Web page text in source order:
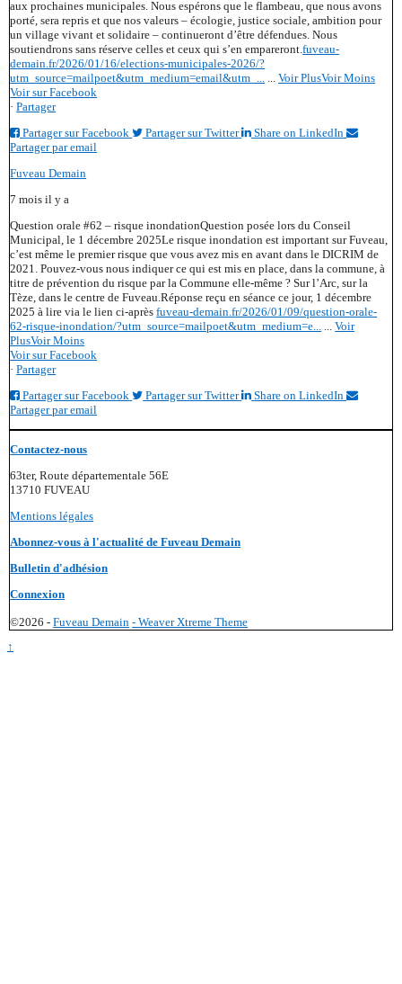
aux prochaines municipales. Nous espérons que le flambeau, que nous avons
porté, sera repris et que nos valeurs – écologie, justice sociale, ambition pour
un village vivant et solidaire – continueront d’être défendues. Nous
soutiendrons sans réserve celles et ceux qui s’en empareront.fuveau-
demain.fr/2026/01/16/elections-municipales-2026/?
utm_source=mailpoet&utm_medium=email&utm_...
...Voir PlusVoir Moins
Voir sur Facebook
· Partager
Partager sur Facebook
Partager sur Twitter
Share on LinkedIn
Partager par email
Fuveau Demain
7 mois il y a
Question orale #62 – risque inondationQuestion posée lors du Conseil
Municipal, le 1 décembre 2025Le risque inondation est important sur Fuveau,
c’est même le premier risque que vous avez mis en avant dans le DICRIM de
2021. Pouvez-vous nous indiquer ce qui est mis en place, dans la commune, à
titre de prévention du risque par la Commune elle-même ? Sur l’Arc, sur la
Tèze, dans le centre de Fuveau.Réponse reçu en séance ce jour, 1 décembre
2025 à lire via le lien ci-aprèsfuveau-demain.fr/2026/01/09/question-orale-
62-risque-inondation/?utm_source=mailpoet&utm_medium=e...
...Voir
PlusVoir Moins
Voir sur Facebook
· Partager
Partager sur Facebook
Partager sur Twitter
Share on LinkedIn
Partager par email
Contactez-nous
63ter, Route départementale 56E
13710 FUVEAU
Mentions légales
Abonnez-vous à l'actualité de Fuveau Demain
Bulletin d'adhésion
Connexion
©2026 -Fuveau Demain -Weaver Xtreme Theme
↑